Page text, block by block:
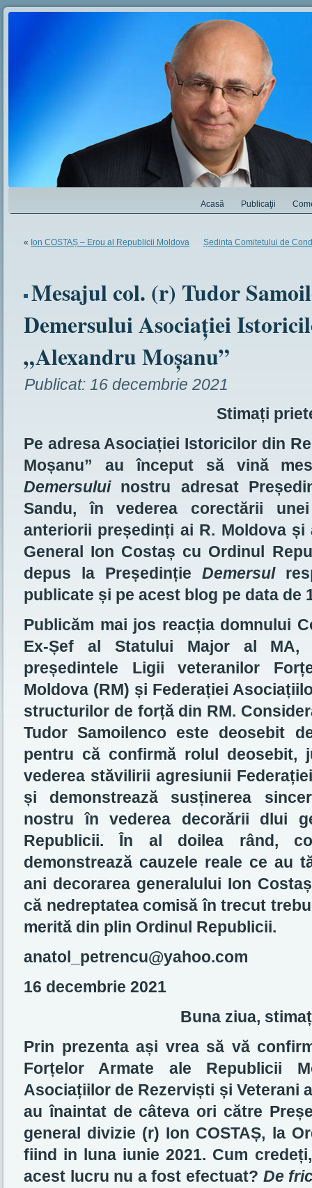
Acasă Publicaţii
« Ion COSTAȘ – Erou al Republicii Moldova Ședința Comitetului de
Mesajul col. (r) Tudor
Demersului Asociației
„Alexandru Moșanu”
Publicat: 16 decembrie 2021
Stimați
Pe adresa Asociației Istoricilor din
Moșanu” au început să vină
Demersuluinostru adresat
Sandu, în vederea corectării
anteriorii președinți ai R. Moldova și
General Ion Costaș cu Ordinul
depus la Președinție Demersul
publicate și pe acest blog pe data de
Publicăm mai jos reacția domnului
Ex-Șef al Statului Major al MA,
președintele Ligii veteranilor
Moldova (RM) și Federației
structurilor de forță din RM.
Tudor Samoilenco este deosebit
pentru că confirmă rolul deosebit,
vederea stăvilirii agresiunii
și demonstrează susținerea
nostru în vederea decorării dlui
Republicii. În al doilea rând,
demonstrează cauzele reale ce au
ani decorarea generalului Ion
că nedreptatea comisă în trecut
merită din plin Ordinul Republicii.
anatol_petrencu@yahoo.com
16 decembrie 2021
Buna ziua,
Prin prezenta ași vrea să vă
Forțelor Armate ale Republicii
Asociațiilor de Rezerviști și Veterani
au înaintat de câteva ori către
general divizie (r) Ion COSTAȘ, la
fiind in luna iunie 2021. Cum
acest lucru nu a fost efectuat? De